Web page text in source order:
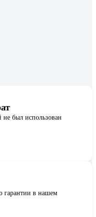
не был использован
гарантии в нашем